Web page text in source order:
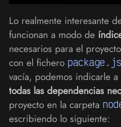
Lo realmente interesante
funcionan a modo de
necesarios para el
con el fichero
vacía, podemos indicarle a
todas las dependencias
proyecto en la carpeta
escribiendo lo siguiente: